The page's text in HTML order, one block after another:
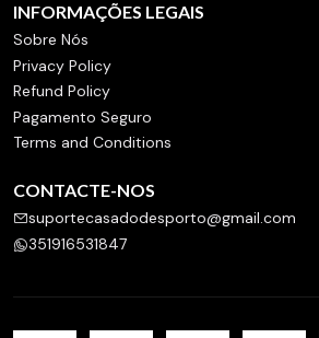
INFORMAÇÕES LEGAIS
Sobre Nós
Privacy Policy
Refund Policy
Pagamento Seguro
Terms and Conditions
CONTACTE-NOS
suportecasadodesporto@gmail.com
351916531847